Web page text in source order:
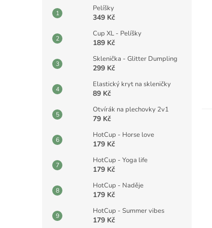
Pelíšky
349 Kč
Cup XL - Pelíšky
189 Kč
Sklenička - Glitter Dumpling
299 Kč
Elastický kryt na skleničky
89 Kč
Otvírák na plechovky 2v1
79 Kč
HotCup - Horse love
179 Kč
HotCup - Yoga life
179 Kč
HotCup - Naděje
179 Kč
HotCup - Summer vibes
179 Kč